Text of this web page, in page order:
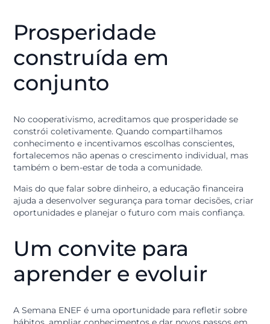
Como parte dessa iniciativa, lançamos um novo curso
com conteúdos voltados à educação financeira,
orientações práticas e acessíveis para apoiar
colaboradores em sua jornada de desenvolvimento.
disso, ao longo da semana diversos conteúdos
educativos serão compartilhados em nossas redes
Prosperidade
construída em
conjunto
No cooperativismo, acreditamos que prosperidade se
constrói coletivamente. Quando compartilhamos
conhecimento e incentivamos escolhas conscientes,
fortalecemos não apenas o crescimento individual,